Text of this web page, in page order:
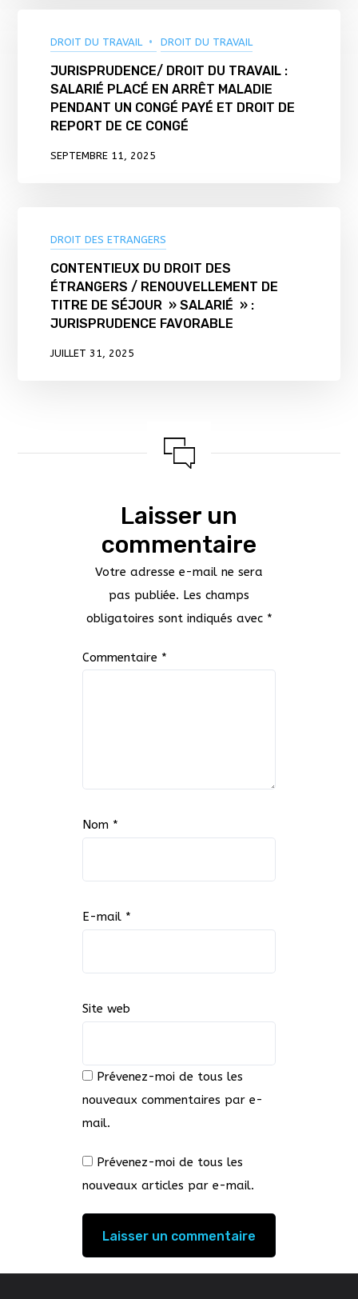
DROIT DU TRAVAIL DROIT DU TRAVAIL
JURISPRUDENCE/ DROIT DU TRAVAIL :
SALARIÉ PLACÉ EN ARRÊT MALADIE
PENDANT UN CONGÉ PAYÉ ET DROIT DE
REPORT DE CE CONGÉ
SEPTEMBRE 11, 2025
DROIT DES ETRANGERS
CONTENTIEUX DU DROIT DES
ÉTRANGERS / RENOUVELLEMENT DE
TITRE DE SÉJOUR » SALARIÉ » :
JURISPRUDENCE FAVORABLE
JUILLET 31, 2025
Laisser un
commentaire
Votre adresse e-mail ne sera
pas publiée. Les champs
obligatoires sont indiqués avec *
Commentaire *
Nom *
E-mail *
Site web
Prévenez-moi de tous les
nouveaux commentaires par e-
mail.
Prévenez-moi de tous les
nouveaux articles par e-mail.